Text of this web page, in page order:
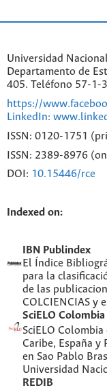
Universidad
Departamento de
405. Teléfono 57-1-
https://
LinkedIn:
ISSN: 0120-1751
ISSN: 2389-8976
DOI: 10.15446/rce
Indexed on:
IBN Publindex
El Índice
para la
de las
COLCIENCIAS y
SciELO Colombia
SciELO
Caribe, España y
en Sao Pablo
Universidad
REDIB